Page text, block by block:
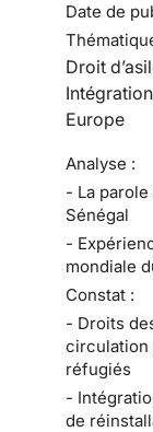
Date de
Droit
Intégration
Europe
Analyse :
- La
Sénégal
-
mondiale
Constat :
- Droits
circulation
réfugiés
-
de